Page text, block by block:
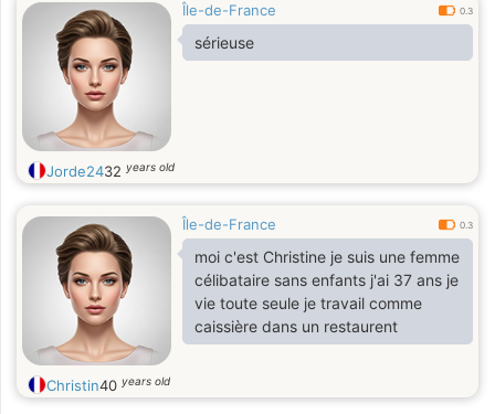
Île-de-France 0.3
sérieuse
Jorde2432 years old
Île-de-France 0.3
moi c'est Christine je suis une femme
célibataire sans enfants j'ai 37 ans je
vie toute seule je travail comme
caissière dans un restaurent
Christin40 years old